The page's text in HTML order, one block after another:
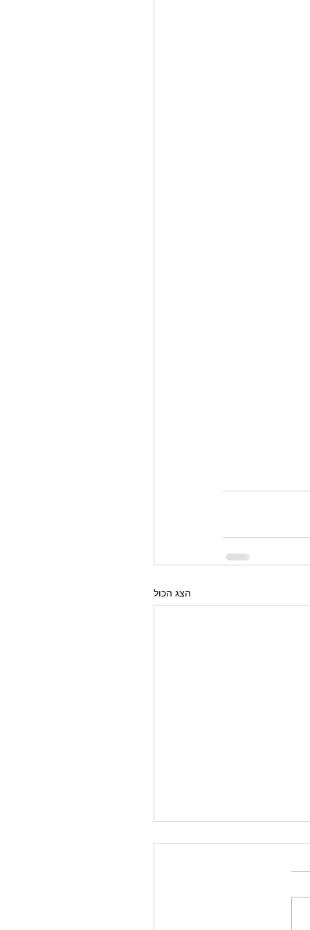
הצג הכול